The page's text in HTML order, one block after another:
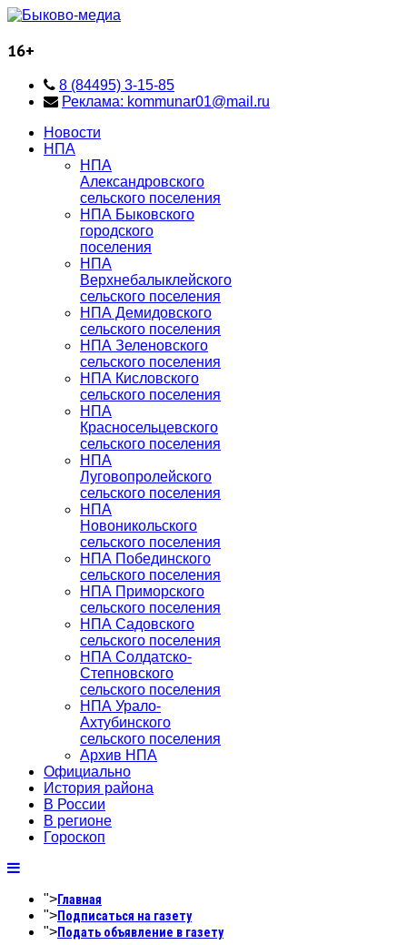
16+
8 (84495) 3-15-85
Реклама: kommunar01@mail.ru
Новости
НПА
НПА
Александровского
сельского поселения
НПА Быковского
городского
поселения
НПА
Верхнебалыклейского
сельского поселения
НПА Демидовского
сельского поселения
НПА Зеленовского
сельского поселения
НПА Кисловского
сельского поселения
НПА
Красносельцевского
сельского поселения
НПА
Луговопролейского
сельского поселения
НПА
Новоникольского
сельского поселения
НПА Побединского
сельского поселения
НПА Приморского
сельского поселения
НПА Садовского
сельского поселения
НПА Солдатско-
Степновского
сельского поселения
НПА Урало-
Ахтубинского
сельского поселения
Архив НПА
Официально
История района
В России
В регионе
Гороскоп
">Главная
">Подписаться на газету
">Подать объявление в газету